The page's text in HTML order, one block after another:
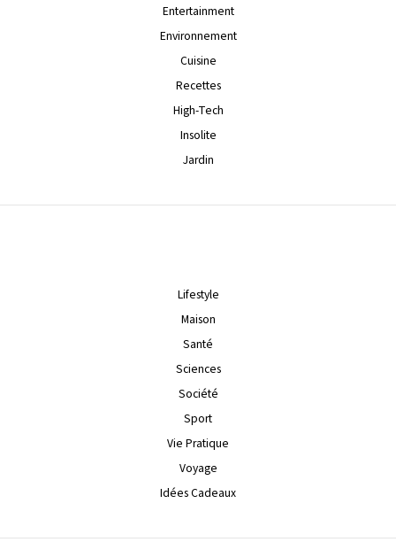
Entertainment
Environnement
Cuisine
Recettes
High-Tech
Insolite
Jardin
Lifestyle
Maison
Santé
Sciences
Société
Sport
Vie Pratique
Voyage
Idées Cadeaux